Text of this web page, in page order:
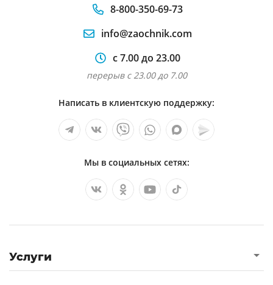
8-800-350-69-73
info@zaochnik.com
с 7.00 до 23.00
перерыв с 23.00 до 7.00
Написать в клиентскую поддержку:
Мы в социальных сетях:
Услуги